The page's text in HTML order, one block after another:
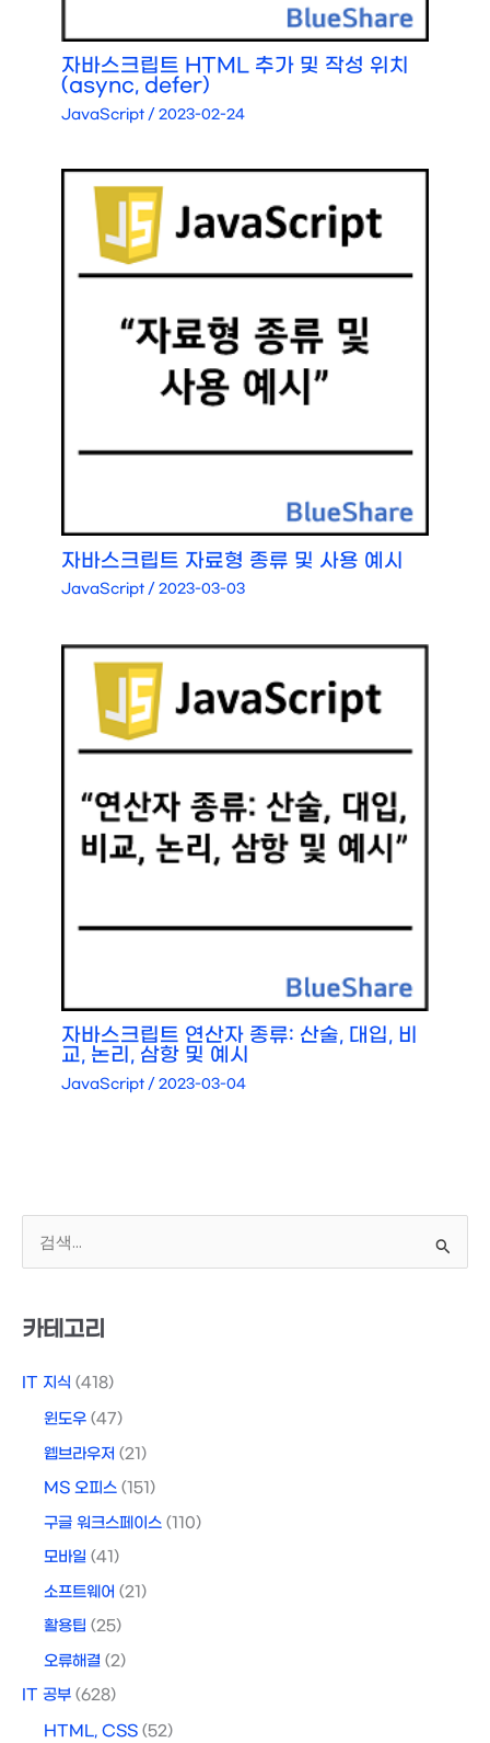
자바스크립트 HTML 추가 및 작성 위치
(async, defer)
JavaScript /2023-02-24
자바스크립트 자료형 종류 및 사용 예시
JavaScript /2023-03-03
자바스크립트 연산자 종류: 산술, 대입, 비
교, 논리, 삼항 및 예시
JavaScript /2023-03-04
상
카테고리
IT 지식 (418)
윈도우 (47)
웹브라우저 (21)
MS 오피스 (151)
구글 워크스페이스 (110)
모바일 (41)
소프트웨어 (21)
활용팁 (25)
오류해결 (2)
IT 공부 (628)
HTML, CSS (52)